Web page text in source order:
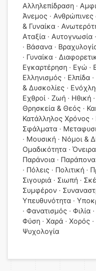
Αλληλεπίδραση
Άνεμος
Ανθρώπινες
& Γυναίκα
Αταξία
Αυτογνωσία
Βάσανα
Γυναίκα
Εγκαρτέρηση
Εγώ
Ελληνισμός
Ελπίδα
& Δυσκολίες
Εχθροί
Ζωή Ηθική
Θρησκεία & Θεός
Κατάλληλος Χρόνος
Σφάλματα
Μουσική
Νόμοι &
Ομαδικότητα
Όνειρα
Παράνοια
Παράπονα
Πόλεις
Πολιτική
Σιγουριά
Σιωπή
Συμφέρον
Υπευθυνότητα
Φανατισμός
Φιλία
Φύση
Χαρά Χορός
Ψυχολογία